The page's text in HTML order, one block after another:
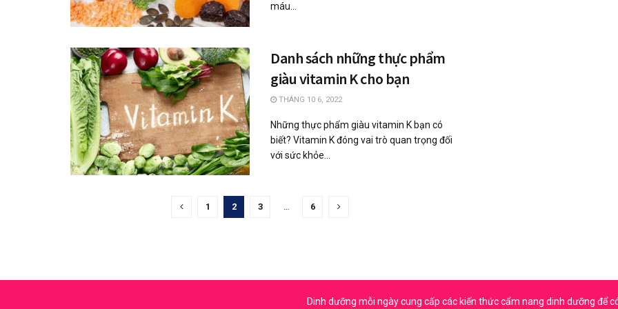
máu...
Danh sách những thực phẩm
giàu vitamin K cho bạn
THÁNG 10 6, 2022
Những thực phẩm giàu vitamin K bạn có
biết? Vitamin K đóng vai trò quan trọng đối
với sức khỏe...
1 2 3 … 6
Dinh dưỡng mỗi ngày cung cấp các kiến thức cẩm nang dinh dưỡng để